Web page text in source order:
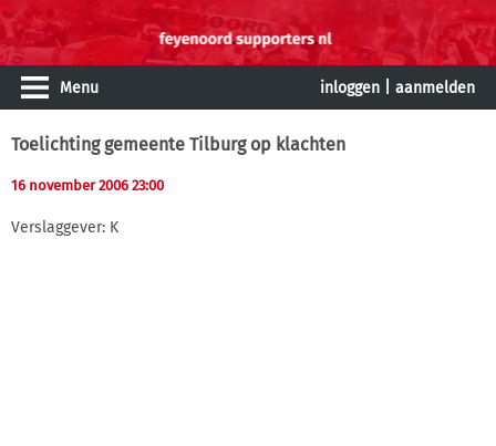
Menu inloggen aanmelden
Toelichting gemeente Tilburg op klachten
16 november 2006 23:00
Verslaggever: K